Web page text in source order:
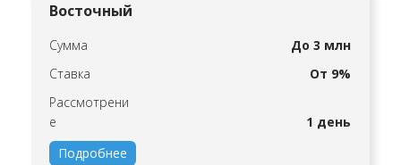
Восточный
Сумма
До 3 млн
Ставка
От 9%
Рассмотрени
е
1 день
Подробнее